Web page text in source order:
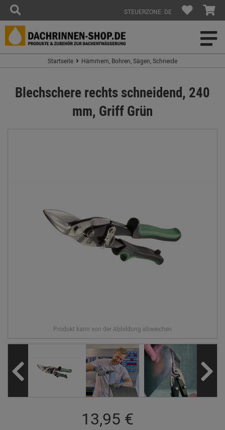
STEUERZONE: DE
Startseite Hämmern, Bohren, Sägen, Schneide
Blechschere rechts schneidend, 240
mm, Griff Grün
13,95 €